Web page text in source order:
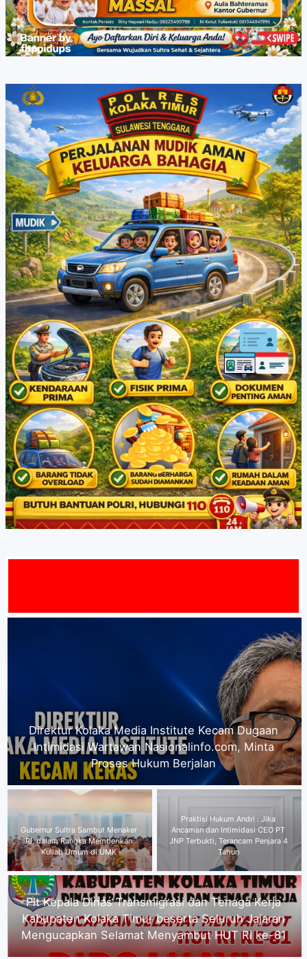
Gubernur Sultra Sambut Menaker RI, dalam
Rangka Memberikan Kuliah Umum di UMK
Praktisi Hukum Andri : Jika
Ancaman dan Intimidasi CEO PT
JNP Terbukti, Terancam Penjara 4
Tahun
Plt Kepala Dinas Transmigrasi
dan Tenaga Kerja Kabupaten
Kolaka Timur beserta Seluruh
Jajaran Mengucapkan Selamat
Menyambut HUT RI ke-81
Segenap Pimpinan Serta Seluruh Karyawan PT.
Alena Jaya Koltim mengucapkan Selamat
Menyambut HUT RI ke-81